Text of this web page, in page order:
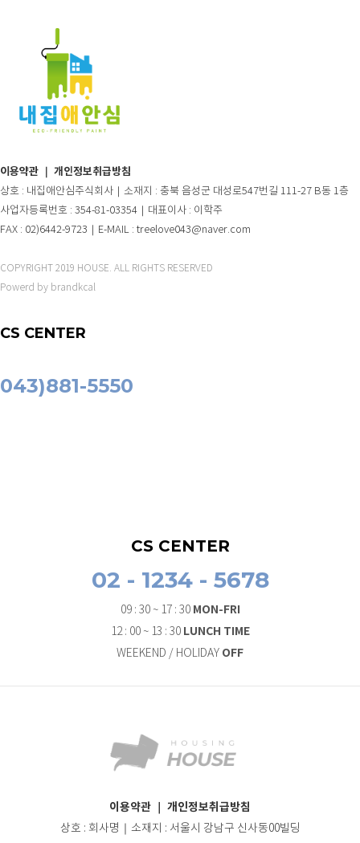
이용약관 개인정보취급방침
상호 : 내집애안심주식회사｜소재지 : 충북 음성군 대성로547번길 111-27 B동 1층
사업자등록번호 : 354-81-03354｜대표이사 : 이학주
FAX : 02)6442-9723｜E-MAIL : treelove043@naver.com
COPYRIGHT 2019 HOUSE. ALL RIGHTS RESERVED
Powerd by brandkcal
CS CENTER
043)881-5550
CS CENTER
02 - 1234 - 5678
09 : 30 ~ 17 : 30 MON-FRI
12 : 00 ~ 13 : 30 LUNCH TIME
WEEKEND / HOLIDAY OFF
이용약관 개인정보취급방침
상호 : 회사명｜소재지 : 서울시 강남구 신사동00빌딩